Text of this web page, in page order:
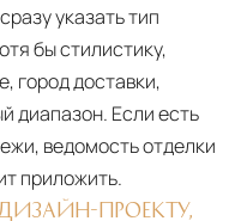
указать тип
бы стилистику,
город доставки,
диапазон. Если есть
ведомость отделки
приложить.
ПРОЕКТУ,